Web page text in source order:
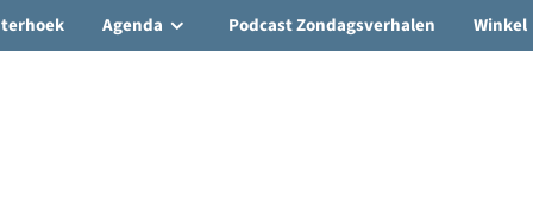
Agenda Podcast Zondagsverhalen Winkel